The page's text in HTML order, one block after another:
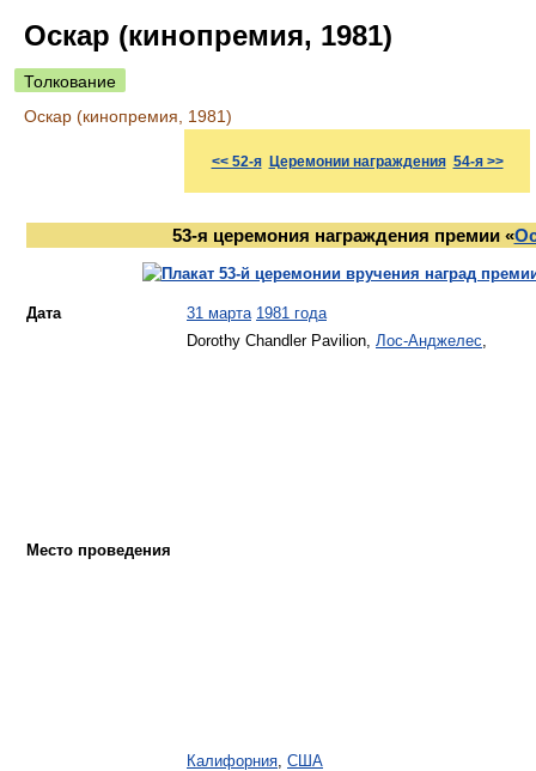
Оскар (кинопремия, 1981)
Толкование
Оскар (кинопремия, 1981)
<< 52-я Церемонии награждения 54-я >>
53-я церемония награждения премии «
Дата 31 марта 1981 года
Место проведения
Dorothy Chandler Pavilion, Лос-Анджелес,
Калифорния, США